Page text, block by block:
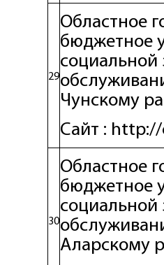
29
Областное
бюджетное
социальной
Чунскому
Сайт :
30
Областное
бюджетное
социальной
Аларскому